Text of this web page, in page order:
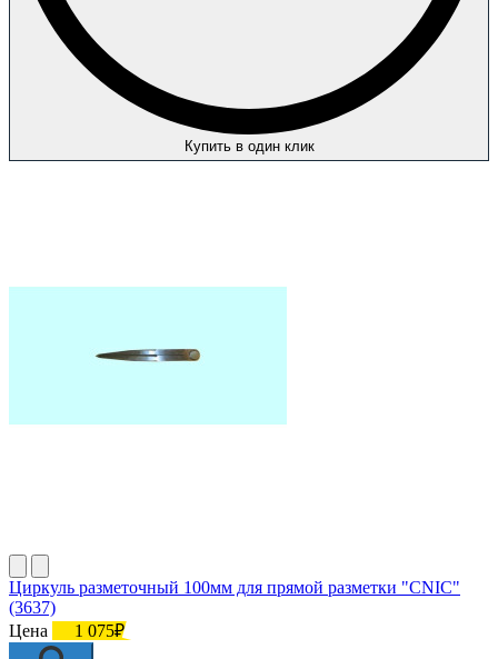
Купить в один клик
Циркуль разметочный 100мм для прямой разметки "CNIC"
(3637)
Цена
1 075₽